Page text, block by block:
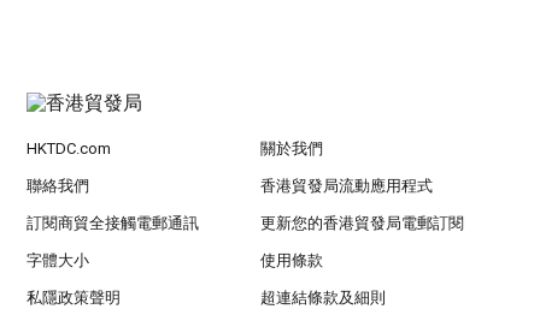
HKTDC.com 關於我們
聯絡我們 香港貿發局流動應用程式
訂閱商貿全接觸電郵通訊 更新您的香港貿發局電郵訂閱
字體大小 使用條款
私隱政策聲明 超連結條款及細則